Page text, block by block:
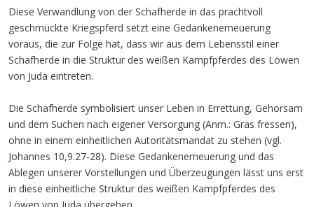
Diese Verwandlung von der Schafherde in das prachtvoll
geschmückte Kriegspferd setzt eine Gedankenerneuerung
voraus, die zur Folge hat, dass wir aus dem Lebensstil einer
Schafherde in die Struktur des weißen Kampfpferdes des Löwen
von Juda eintreten.
Die Schafherde symbolisiert unser Leben in Errettung, Gehorsam
und dem Suchen nach eigener Versorgung (Anm.: Gras fressen),
ohne in einem einheitlichen Autoritätsmandat zu stehen (vgl.
Johannes 10,9.27-28). Diese Gedankenerneuerung und das
Ablegen unserer Vorstellungen und Überzeugungen lässt uns erst
in diese einheitliche Struktur des weißen Kampfpferdes des